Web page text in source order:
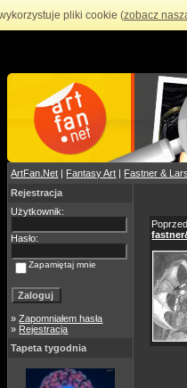
pliki cookie (zobacz
ArtFan.Net | Fantasy Art | Fastner &
Rejestracja
Użytkownik:
Hasło:
Zapamiętaj mnie
»Zapomniałem hasła
» Rejestracja
Tapeta tygodnia